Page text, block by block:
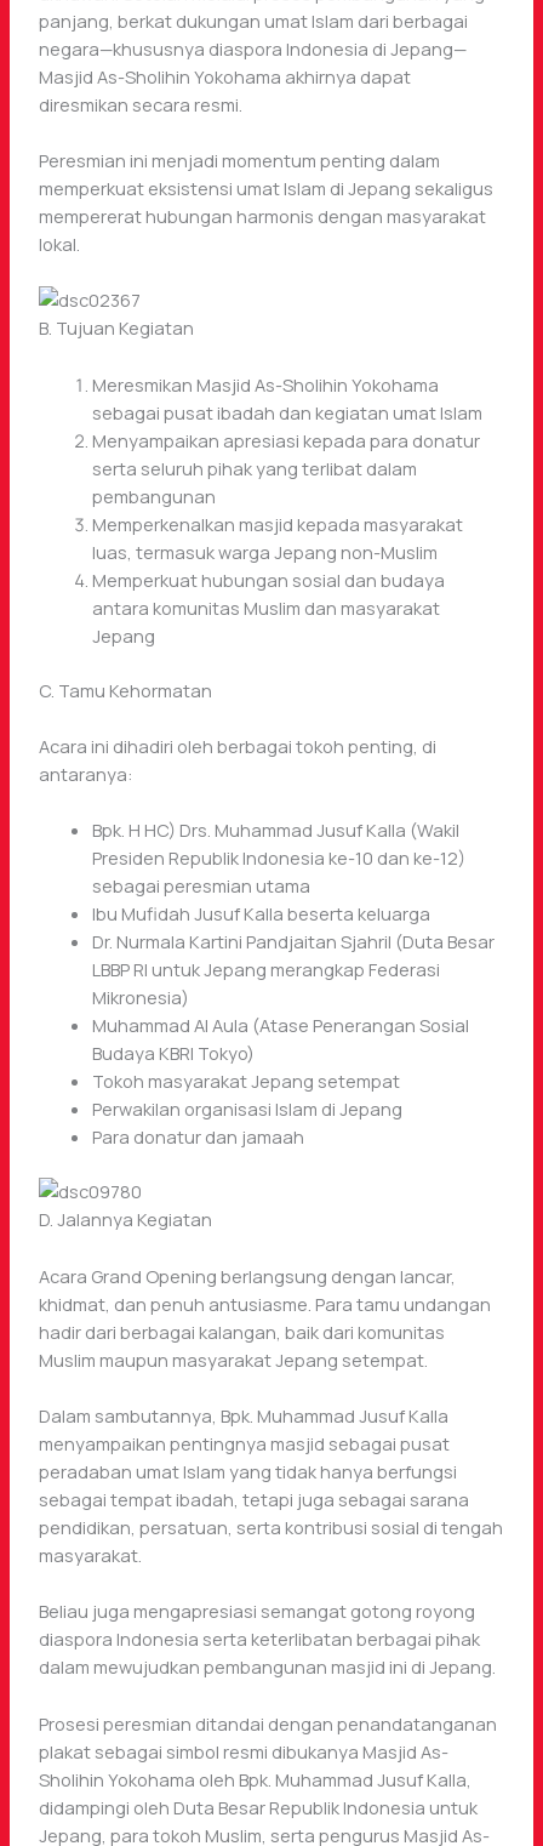
panjang, berkat dukungan umat Islam dari berbagai
negara—khususnya diaspora Indonesia di Jepang—
Masjid As-Sholihin Yokohama akhirnya dapat
diresmikan secara resmi.
Peresmian ini menjadi momentum penting dalam
memperkuat eksistensi umat Islam di Jepang sekaligus
mempererat hubungan harmonis dengan masyarakat
lokal.
B. Tujuan Kegiatan
Meresmikan Masjid As-Sholihin Yokohama
sebagai pusat ibadah dan kegiatan umat Islam
Menyampaikan apresiasi kepada para donatur
serta seluruh pihak yang terlibat dalam
pembangunan
Memperkenalkan masjid kepada masyarakat
luas, termasuk warga Jepang non-Muslim
Memperkuat hubungan sosial dan budaya
antara komunitas Muslim dan masyarakat
Jepang
C. Tamu Kehormatan
Acara ini dihadiri oleh berbagai tokoh penting, di
antaranya:
Bpk. H HC) Drs. Muhammad Jusuf Kalla (Wakil
Presiden Republik Indonesia ke-10 dan ke-12)
sebagai peresmian utama
Ibu Mufidah Jusuf Kalla beserta keluarga
Dr. Nurmala Kartini Pandjaitan Sjahril (Duta Besar
LBBP RI untuk Jepang merangkap Federasi
Mikronesia)
Muhammad Al Aula (Atase Penerangan Sosial
Budaya KBRI Tokyo)
Tokoh masyarakat Jepang setempat
Perwakilan organisasi Islam di Jepang
Para donatur dan jamaah
D. Jalannya Kegiatan
Acara Grand Opening berlangsung dengan lancar,
khidmat, dan penuh antusiasme. Para tamu undangan
hadir dari berbagai kalangan, baik dari komunitas
Muslim maupun masyarakat Jepang setempat.
Dalam sambutannya, Bpk. Muhammad Jusuf Kalla
menyampaikan pentingnya masjid sebagai pusat
peradaban umat Islam yang tidak hanya berfungsi
sebagai tempat ibadah, tetapi juga sebagai sarana
pendidikan, persatuan, serta kontribusi sosial di tengah
masyarakat.
Beliau juga mengapresiasi semangat gotong royong
diaspora Indonesia serta keterlibatan berbagai pihak
dalam mewujudkan pembangunan masjid ini di Jepang.
Prosesi peresmian ditandai dengan penandatanganan
plakat sebagai simbol resmi dibukanya Masjid As-
Sholihin Yokohama oleh Bpk. Muhammad Jusuf Kalla,
didampingi oleh Duta Besar Republik Indonesia untuk
Jepang, para tokoh Muslim, serta pengurus Masjid As-